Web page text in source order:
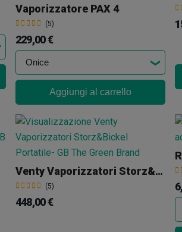
Vaporizzatore PAX 4
(5)
229,00 €
Aggiungi al carrello
Venty Vaporizzatori Storz&Bickel
(5)
448,00 €